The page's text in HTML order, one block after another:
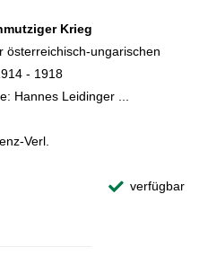
Krieg
österreichisch-ungarischen
- 1918
Verfasser
Hannes Leidinger ...
Verl.
verfügbar